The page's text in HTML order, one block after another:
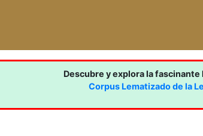
Descubre y explora la
Corpus Lematizado de la